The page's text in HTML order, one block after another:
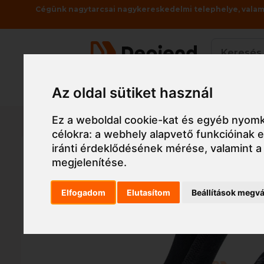
Az oldal sütiket használ
Ez a weboldal cookie-kat és egyéb
célokra:a webhely alapvető funkcióinak
iránti érdeklődésének mérése, valamint
megjelenítése.
Elfogadom Elutasítom Beállítások
Cégünk nagytarcsai nagykereskedelmi telephelye,
Termékek
Főoldal Munkaruha Munkavédelmi cipő,